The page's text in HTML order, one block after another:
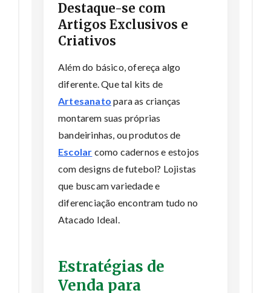
Destaque-se com
Artigos Exclusivos e
Criativos
Além do básico, ofereça algo
diferente. Que tal kits de
Artesanato para as crianças
montarem suas próprias
bandeirinhas, ou produtos de
Escolar como cadernos e estojos
com designs de futebol? Lojistas
que buscam variedade e
diferenciação encontram tudo no
Atacado Ideal.
Estratégias de
Venda para